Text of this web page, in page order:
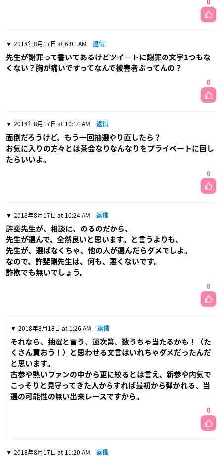
0
2018年8月17日 at 6:01 AM 返信
先生が謝罪って書いてあるけどツイートに謝罪の文字1つもな
くない？胸が痛いですってなんで被害者ぶってんの？
0
2018年8月17日 at 10:14 AM 返信
面倒だろうけど、もう一回抽選やり直したら？
お気に入りの方々とは茶会なりなんなりをプライベートに回し
たらいいよ。
0
2018年8月17日 at 10:24 AM 返信
許斐先生が、相談に、のるのだから、
先生が選んで、全然良いと思います。と言うよりも、
先生が、選ばなくちゃ、他の人が選んだらダメでしよ。
なので、許斐剛先生は、何も、悪くないです。
詐欺でも無いでしょう。
0
2018年8月18日 at 1:26 AM 返信
それなら、抽選と言う、運次第、数うちゃ当たるかも！（た
くさん買おう！）と思わせる文言はいれちゃダメだったんだ
と思います。
古参や熱いファンの中から更に絞るとは言え、新参や内気で
こっそりと見守ってきた人からすれば最初から弾かれる、当
選の可能性の無い出来レースですから。
0
2018年8月17日 at 11:20 AM 返信